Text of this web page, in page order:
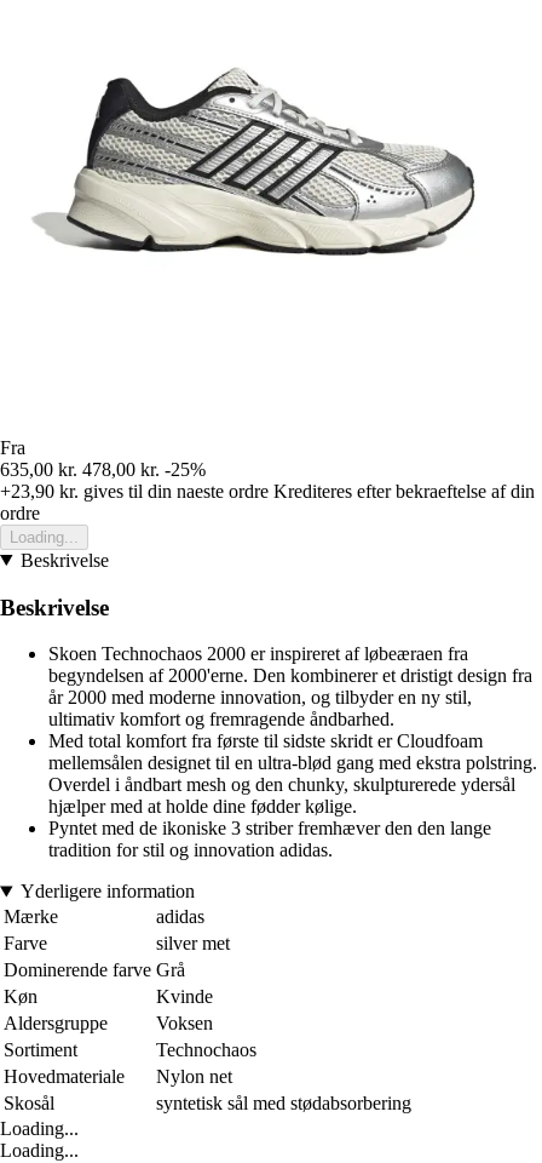
Fra
635,00 kr. 478,00 kr. -25%
+23,90 kr. gives til din naeste ordre Krediteres efter bekraeftelse af din
ordre
Loading...
Beskrivelse
Beskrivelse
Skoen Technochaos 2000 er inspireret af løbeæraen fra
begyndelsen af 2000'erne. Den kombinerer et dristigt design fra
år 2000 med moderne innovation, og tilbyder en ny stil,
ultimativ komfort og fremragende åndbarhed.
Med total komfort fra første til sidste skridt er Cloudfoam
mellemsålen designet til en ultra-blød gang med ekstra polstring.
Overdel i åndbart mesh og den chunky, skulpturerede ydersål
hjælper med at holde dine fødder kølige.
Pyntet med de ikoniske 3 striber fremhæver den den lange
tradition for stil og innovation adidas.
Yderligere information
Mærke
adidas
Farve
silver met
Dominerende farve Grå
Køn
Kvinde
Aldersgruppe
Voksen
Sortiment
Technochaos
Hovedmateriale
Nylon net
Skosål
syntetisk sål med stødabsorbering
Loading...
Loading...